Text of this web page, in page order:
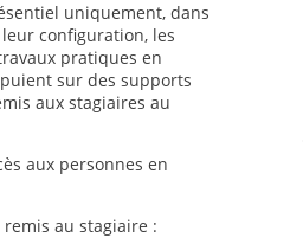
uniquement, dans
configuration, les
pratiques en
sur des supports
aux stagiaires au
aux personnes en
au stagiaire :